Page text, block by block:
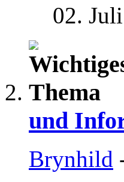
02.
und
Brynhild